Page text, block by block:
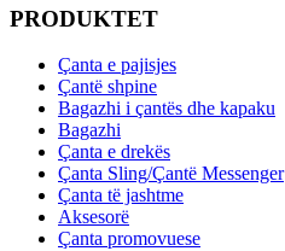
PRODUKTET
Çanta e pajisjes
Çantë shpine
Bagazhi i çantës dhe kapaku
Bagazhi
Çanta e drekës
Çanta Sling/Çantë Messenger
Çanta të jashtme
Aksesorë
Çanta promovuese